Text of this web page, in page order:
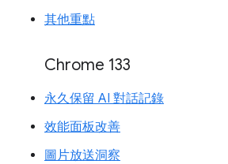
其他重點
Chrome 133
永久保留 AI 對話記錄
效能面板改善
圖片放送洞察